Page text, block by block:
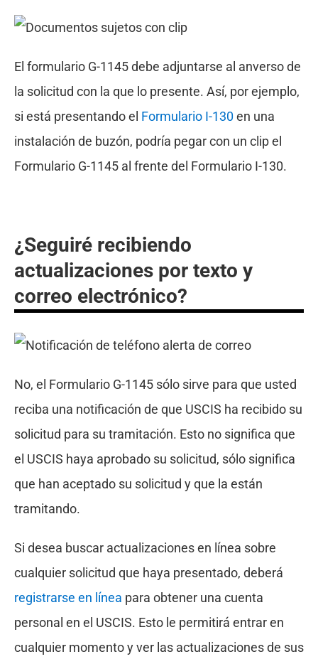
El formulario G-1145 debe adjuntarse al anverso de
la solicitud con la que lo presente. Así, por ejemplo,
si está presentando el Formulario I-130en una
instalación de buzón, podría pegar con un clip el
Formulario G-1145 al frente del Formulario I-130.
¿Seguiré recibiendo
actualizaciones por texto y
correo electrónico?
No, el Formulario G-1145 sólo sirve para que usted
reciba una notificación de que USCIS ha recibido su
solicitud para su tramitación. Esto no significa que
el USCIS haya aprobado su solicitud, sólo significa
que han aceptado su solicitud y que la están
tramitando.
Si desea buscar actualizaciones en línea sobre
cualquier solicitud que haya presentado, deberá
registrarse en línea para obtener una cuenta
personal en el USCIS. Esto le permitirá entrar en
cualquier momento y ver las actualizaciones de sus